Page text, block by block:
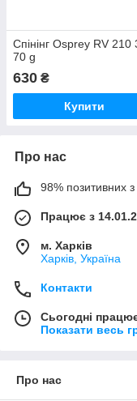
Спінінг Osprey RV 210
70 g
630 ₴
Купити
Про нас
98% позитивних з
Працює з
м. Харків
Харків, Україна
Контакти
Сьогодні
Показати весь
Про нас